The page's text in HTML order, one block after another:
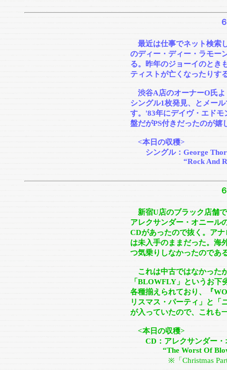
最近は仕事でネット検索
のディー・ディー・ラモー
る。昨年のジョーイのとき
ティストが亡くなったりす
渋谷A店のオーナーO氏よ
シングル1枚発見、とメー
す。'83年にデイヴ・エドモ
盤だがPS付きだったのが嬉
<本日の収穫>
シングル：George
“Rock And Roll
新宿U店のブラック店舗
アレクサンダー・オニール
CDがあったので抜く。ア
は未入手のままだった。海
つ気乗りしなかったのであ
これは中古ではなかった
「BLOWFLY」というお下
各種揃えられており、『
リスマス・パーティ」と「
が入っていたので、これも
<本日の収穫>
CD：アレクサンダー・
“The Worst Of
※「Christmas